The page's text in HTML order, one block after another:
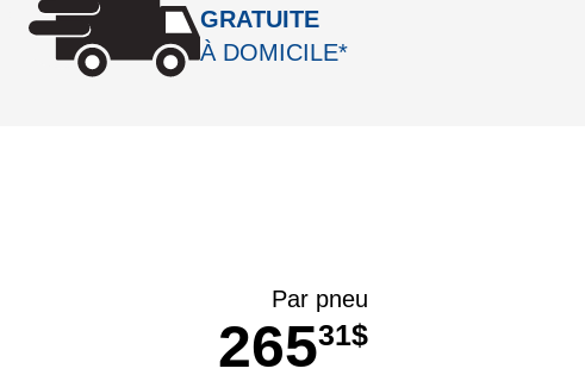
GRATUITE
À DOMICILE*
Par pneu
26531$